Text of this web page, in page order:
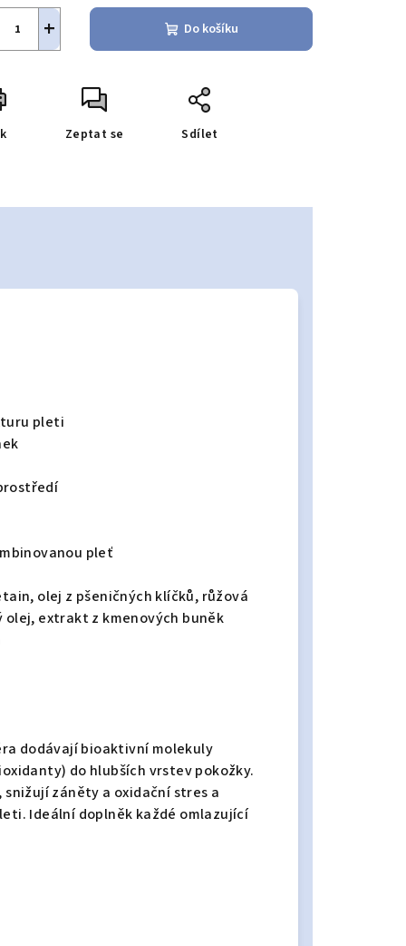
+ Do košíku
Zeptat se Sdílet
pleti
pleť
olej z pšeničných klíčků, růžová
olej, extrakt z kmenových buněk
dodávají bioaktivní molekuly
do hlubších vrstev pokožky.
záněty a oxidační stres a
Ideální doplněk každé omlazující